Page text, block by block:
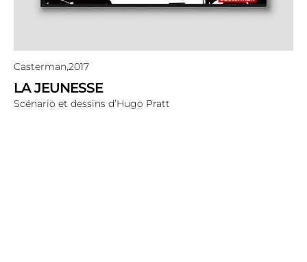
Casterman,2017
LA JEUNESSE
Scénario et dessins d’Hugo Pratt